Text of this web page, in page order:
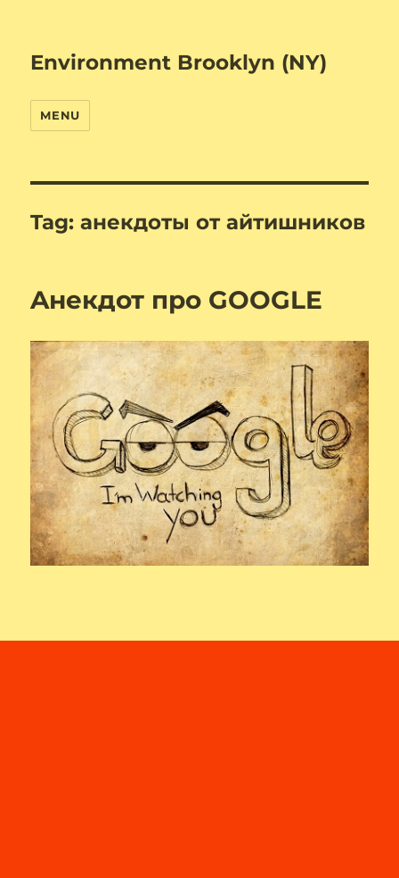
Environment Brooklyn (NY)
MENU
Tag:анекдоты от айтишников
Aнекдот про GOOGLE